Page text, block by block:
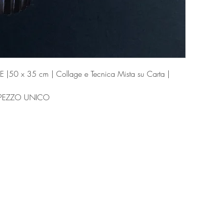
|50 x 35 cm | Collage e Tecnica Mista su Carta |
UNICO